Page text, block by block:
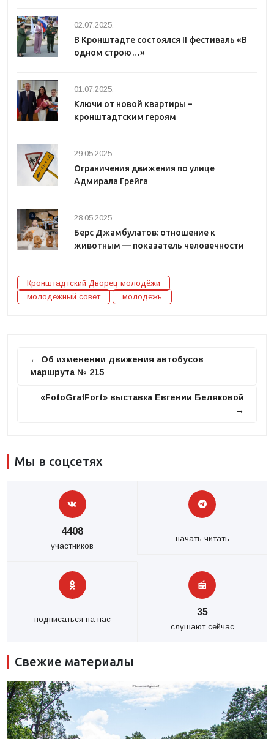
02.07.2025.
В Кронштадте состоялся II фестиваль «В
одном строю…»
01.07.2025.
Ключи от новой квартиры –
кронштадтским героям
29.05.2025.
Ограничения движения по улице
Адмирала Грейга
28.05.2025.
Берс Джамбулатов: отношение к
животным — показатель человечности
Кронштадтский Дворец молодёжи
молодежный совет
молодёжь
← Об изменении движения автобусов
маршрута № 215
«FotoGrafFort» выставка Евгении Беляковой
→
Мы в соцсетях
4408
участников
начать читать
подписаться на нас
35
слушают сейчас
Свежие материалы